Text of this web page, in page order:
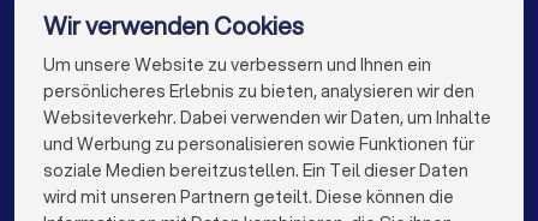
Architekten in Hamburg
Architekten in Köln
Architekten in Frankfurt am Main
Architekten in Stuttgart
Architekten in Düsseldorf
Architekten in Dortmund
Architekten in Essen
Die besten Architekten für Sie
info@trustlocal.de
Wir verwenden Cookies
Um unsere Website zu verbessern und Ihnen ein
persönlicheres Erlebnis zu bieten, analysieren wir den
Websiteverkehr. Dabei verwenden wir Daten, um Inhalte
und Werbung zu personalisieren sowie Funktionen für
soziale Medien bereitzustellen. Ein Teil dieser Daten
wird mit unseren Partnern geteilt. Diese können die